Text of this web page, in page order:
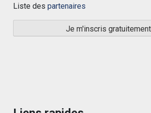
Liste des partenaires